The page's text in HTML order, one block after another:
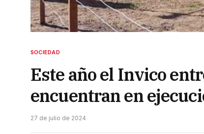
SOCIEDAD
Este año el Invico
encuentran en
27 de julio de 2024